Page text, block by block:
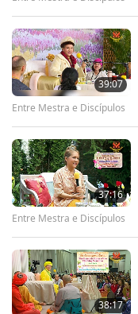
39:07
Entre Mestra e Discípulos
37:16
Entre Mestra e Discípulos
38:17